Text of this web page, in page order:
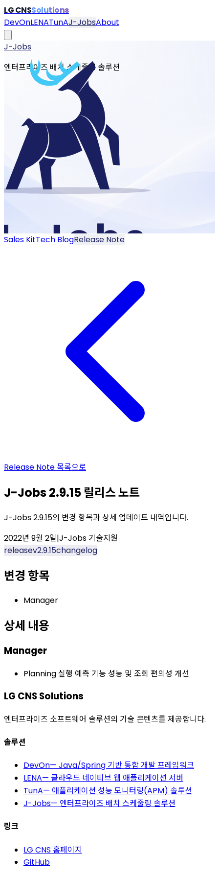
LG CNSSolutions
DevOnLENATunAJ-JobsAbout
J-Jobs
엔터프라이즈 배치 스케줄링 솔루션
Sales KitTech BlogRelease Note
Release Note 목록으로
J-Jobs 2.9.15 릴리스 노트
J-Jobs 2.9.15의 변경 항목과 상세 업데이트 내역입니다.
2022년 9월 2일|J-Jobs 기술지원
releasev2.9.15changelog
변경 항목
Manager
상세 내용
Manager
Planning 실행 예측 기능 성능 및 조회 편의성 개선
LG CNS Solutions
엔터프라이즈 소프트웨어 솔루션의 기술 콘텐츠를 제공합니다.
솔루션
DevOn— Java/Spring 기반 통합 개발 프레임워크
LENA— 클라우드 네이티브 웹 애플리케이션 서버
TunA— 애플리케이션 성능 모니터링(APM) 솔루션
J-Jobs— 엔터프라이즈 배치 스케줄링 솔루션
링크
LG CNS 홈페이지
GitHub